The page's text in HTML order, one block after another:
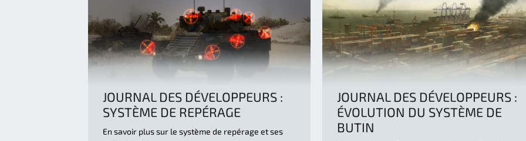
JOURNAL DES DÉVELOPPEURS :
SYSTÈME DE REPÉRAGE
En savoir plus sur le système de repérage et ses
JOURNAL DES DÉVELOPPEURS :
ÉVOLUTION DU SYSTÈME DE
BUTIN